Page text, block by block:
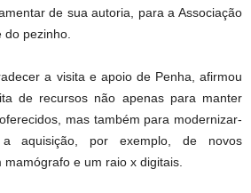
de sua autoria, para a Associação
do pezinho.
a visita e apoio de Penha, afirmou
de recursos não apenas para manter
mas também para modernizar-
aquisição, por exemplo, de novos
e um raio x digitais.